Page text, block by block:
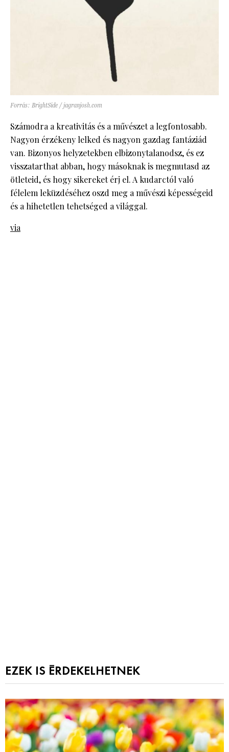
Forrás: BrightSide / jagranjosh.com
Számodra a kreativitás és a művészet a legfontosabb.
Nagyon érzékeny lelked és nagyon gazdag fantáziád
van. Bizonyos helyzetekben elbizonytalanodsz, és ez
visszatarthat abban, hogy másoknak is megmutasd az
ötleteid, és hogy sikereket érj el. A kudarctól való
félelem leküzdéséhez oszd meg a művészi képességeid
és a hihetetlen tehetséged a világgal.
via
EZEK IS ÉRDEKELHETNEK